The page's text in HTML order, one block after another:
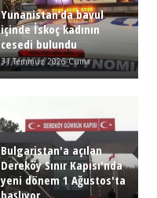
Yunanistan’da bavul
içinde İskoç kadının
cesedi bulundu
31 Temmuz 2026 Cuma
Bulgaristan'a açılan
Dereköy Sınır Kapısı'nda
yeni dönem 1 Ağustos'ta
başlıyor